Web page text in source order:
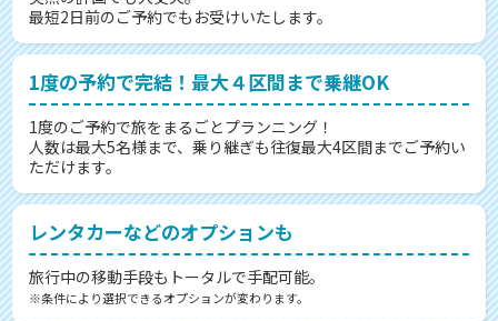
最短2日前のご予約でもお受けいたします。
1度の予約で完結！最大４区間まで乗継OK
1度のご予約で旅をまるごとプランニング！
人数は最大5名様まで、乗り継ぎも往復最大4区間までご予約い
ただけます。
レンタカーなどのオプションも
旅行中の移動手段もトータルで手配可能。
※条件により選択できるオプションが変わります。